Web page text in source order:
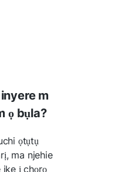
m
ọ bụla?
ọtụtụ
ma njehie
ị chọrọ